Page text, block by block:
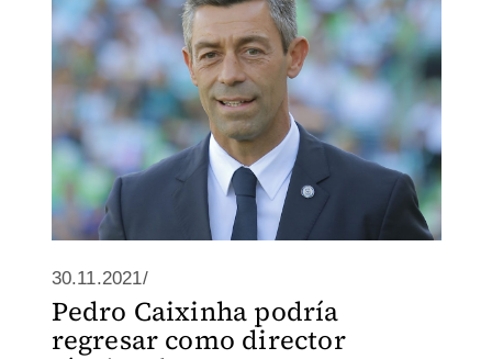
30.11.2021/
Pedro Caixinha podría
regresar como director